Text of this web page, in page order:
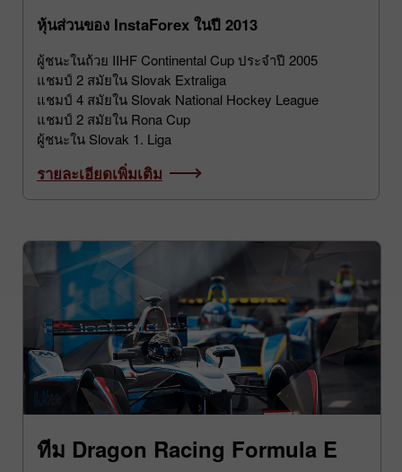
หุ้นส่วนของ InstaForex ในปี 2013
ผู้ชนะในถ้วย IIHF Continental Cup ประจำปี 2005
แชมป์ 2 สมัยใน Slovak Extraliga
แชมป์ 4 สมัยใน Slovak National Hockey League
แชมป์ 2 สมัยใน Rona Cup
ผู้ชนะใน Slovak 1. Liga
รายละเอียดเพิ่มเติม
ทีม Dragon Racing Formula E